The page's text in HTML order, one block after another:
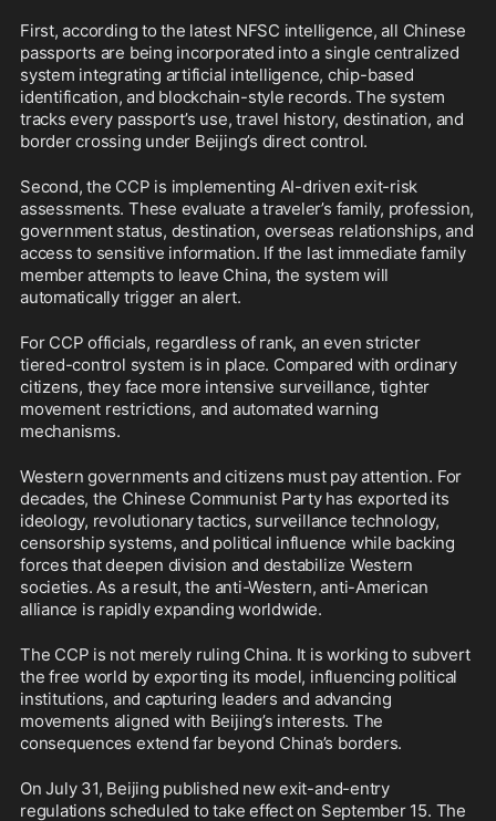
First, according to the latest NFSC intelligence, all Chinese
passports are being incorporated into a single centralized
system integrating artificial intelligence, chip-based
identification, and blockchain-style records. The system
tracks every passport’s use, travel history, destination, and
border crossing under Beijing’s direct control.
Second, the CCP is implementing AI-driven exit-risk
assessments. These evaluate a traveler’s family, profession,
government status, destination, overseas relationships, and
access to sensitive information. If the last immediate family
member attempts to leave China, the system will
automatically trigger an alert.
For CCP officials, regardless of rank, an even stricter
tiered-control system is in place. Compared with ordinary
citizens, they face more intensive surveillance, tighter
movement restrictions, and automated warning
mechanisms.
Western governments and citizens must pay attention. For
decades, the Chinese Communist Party has exported its
ideology, revolutionary tactics, surveillance technology,
censorship systems, and political influence while backing
forces that deepen division and destabilize Western
societies. As a result, the anti-Western, anti-American
alliance is rapidly expanding worldwide.
The CCP is not merely ruling China. It is working to subvert
the free world by exporting its model, influencing political
institutions, and capturing leaders and advancing
movements aligned with Beijing’s interests. The
consequences extend far beyond China’s borders.
On July 31, Beijing published new exit-and-entry
regulations scheduled to take effect on September 15. The